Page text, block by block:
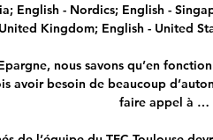
English - Nordics; English -
Kingdom; English - United
nous savons qu’en
avoir besoin de beaucoup
faire appel à …